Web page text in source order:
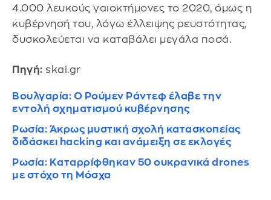
4.000 λευκούς γαιοκτήμονες το 2020, όμως η
κυβέρνησή του, λόγω έλλειψης ρευστότητας,
δυσκολεύεται να καταβάλει μεγάλα ποσά.
Πηγή: skai.gr
Βουλγαρία: Ο Ρούμεν Ράντεφ έλαβε την
εντολή σχηματισμού κυβέρνησης
Ρωσία: Άκρως μυστική σχολή κατασκοπείας
διδάσκει hacking και ανάμειξη σε εκλογές
Ρωσία: Καταρρίφθηκαν 50 ουκρανικά drones
με στόχο τη Μόσχα